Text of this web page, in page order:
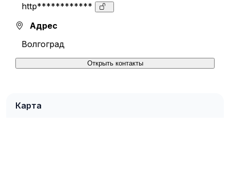
http************
Адрес
Волгоград
Открыть контакты
Карта